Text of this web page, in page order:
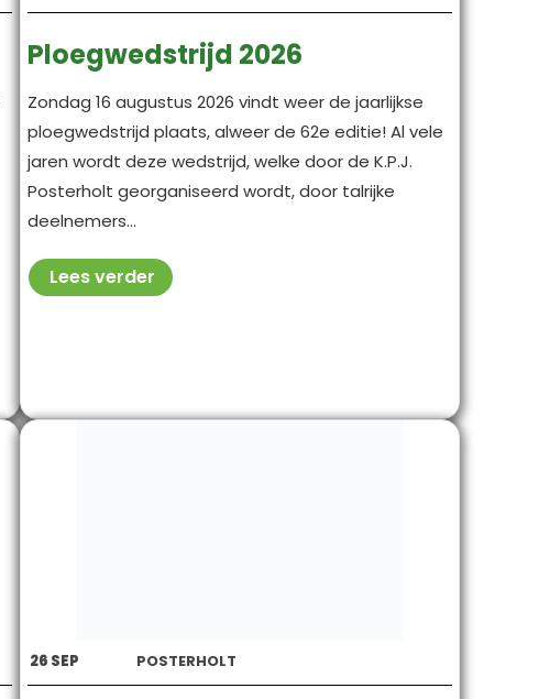
Ploegwedstrijd 2026
Zondag 16 augustus 2026 vindt weer de jaarlijkse
ploegwedstrijd plaats, alweer de 62e editie! Al vele
jaren wordt deze wedstrijd, welke door de K.P.J.
Posterholt georganiseerd wordt, door talrijke
deelnemers...
Lees verder
26 SEP POSTERHOLT